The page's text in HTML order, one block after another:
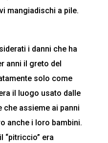
mangiadischi a pile.
i danni che ha
anni il greto del
solo come
il luogo usato dalle
che assieme ai panni
anche i loro bambini.
“pitriccio” era